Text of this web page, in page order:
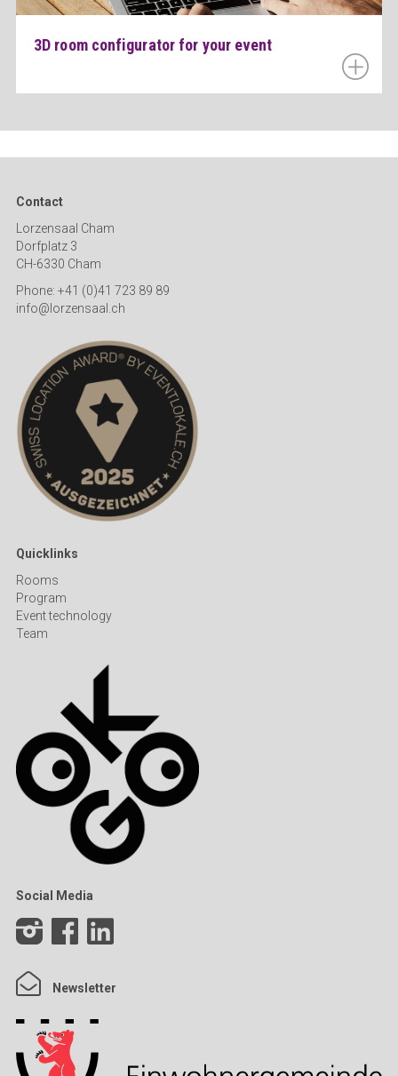
3D room configurator for your event
Contact
Lorzensaal Cham
Dorfplatz 3
CH-6330 Cham
Phone: +41 (0)41 723 89 89
info@lorzensaal.ch
Quicklinks
Rooms
Program
Event technology
Team
Social Media
Newsletter